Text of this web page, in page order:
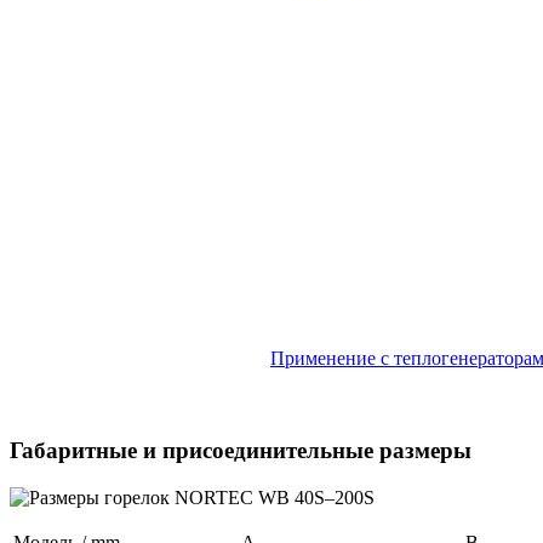
Применение с
Габаритные и присоединительные размеры